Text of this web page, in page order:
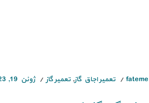
fateme تعمیر اجاق گاز, تعمیر گاز ژوئن 19, 2023